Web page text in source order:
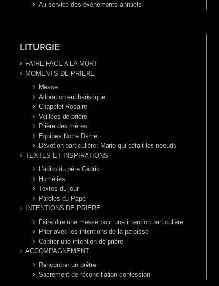
Au service des événements annuels
LITURGIE
FAIRE FACE A LA MORT
MOMENTS DE PRIERE
Messe
Adoration eucharistique
Chapelet-Rosaire
Veillées de prière
Prière des mères
Equipes Notre Dame
Dévotion particulière: Marie qui défait les noeuds
TEXTES ET INSPIRATIONS
L’édito du père Cédric
Homélies
Textes du jour
Paroles du Pape
INTENTIONS DE PRIERE
Faire dire une messe pour une intention particulière
Prier avec les intentions de la paroisse
Confier une intention de prière
ACCOMPAGNEMENT
Rencontrer un prêtre
Sacrement de réconciliation-confession